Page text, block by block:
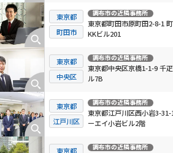
東京都
町田市
調布市の近隣事務所
東京都町田市原町田2-8-1
KKビル201
東京都
中央区
調布市の近隣事務所
東京都中央区京橋1-1-9 千
ル7B
東京都
江戸川区
調布市の近隣事務所
東京都江戸川区西小岩3-31-
ーエイ小岩ビル2階
東京都
調布市の近隣事務所